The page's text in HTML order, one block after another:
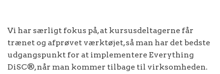
Vi har særligt fokus på, at kursusdeltagerne får
trænet og afprøvet værktøjet, så man har det bedste
udgangspunkt for at implementere Everything
DiSC®, når man kommer tilbage til virksomheden.